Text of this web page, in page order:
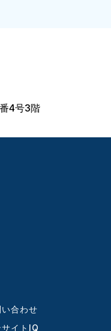
4号3階
い合わせ
サイトIQ